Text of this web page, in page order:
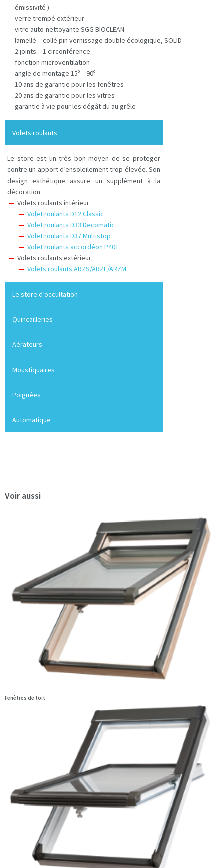
émissivité )
verre trempé extérieur
vitre auto-nettoyante SGG BIOCLEAN
lamellé – collé pin vernissage double écologique, SOLID
2 joints – 1 circonférence
fonction microventilation
angle de montage 15º – 90º
10 ans de garantie pour les fenêtres
20 ans de garantie pour les vitres
garantie à vie pour les dégât du au grêle
Volets roulants
Le store est un très bon moyen de se proteger
contre un apport d’ensoleilement trop élevée. Son
design esthétique assure un supplément à la
décoration.
Volets roulants intérieur
Volet roulants D12 Classic
Volet roulants D33 Decomatic
Volet roulants D37 Multistop
Volet roulants accordéon P40T
Volets roulants extérieur
Volets roulants ARZS/ARZE/ARZM
Le store d’occultation
Quincailleries
Aérateurs
Moustiquaires
Poignées
Automatique
Voir aussi
Fenêtres de toit